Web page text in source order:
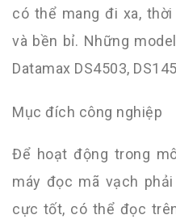
có thể mang đi xa,
và bền bỉ. Những
Datamax DS4503,
Mục đích công nghiệp
Để hoạt động trong
máy đọc mã vạch
cực tốt, có thể đọc